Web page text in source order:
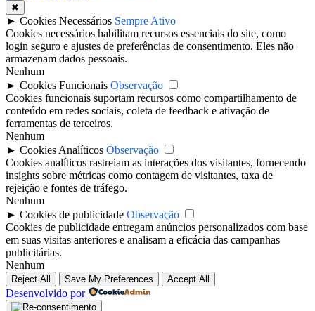
✖
► Cookies Necessários Sempre Ativo
Cookies necessários habilitam recursos essenciais do site, como
login seguro e ajustes de preferências de consentimento. Eles não
armazenam dados pessoais.
Nenhum
► Cookies Funcionais Observação
Cookies funcionais suportam recursos como compartilhamento de
conteúdo em redes sociais, coleta de feedback e ativação de
ferramentas de terceiros.
Nenhum
► Cookies Analíticos Observação
Cookies analíticos rastreiam as interações dos visitantes, fornecendo
insights sobre métricas como contagem de visitantes, taxa de
rejeição e fontes de tráfego.
Nenhum
► Cookies de publicidade Observação
Cookies de publicidade entregam anúncios personalizados com base
em suas visitas anteriores e analisam a eficácia das campanhas
publicitárias.
Nenhum
Reject All Save My Preferences Accept All
Desenvolvido por